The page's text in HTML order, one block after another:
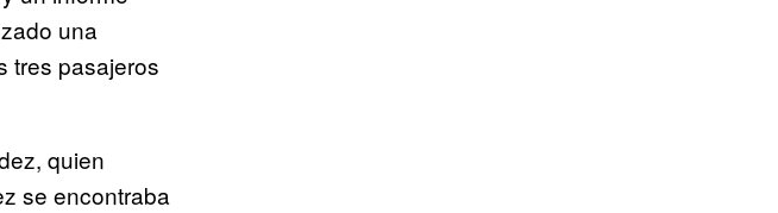
una
tres pasajeros
quien
se encontraba